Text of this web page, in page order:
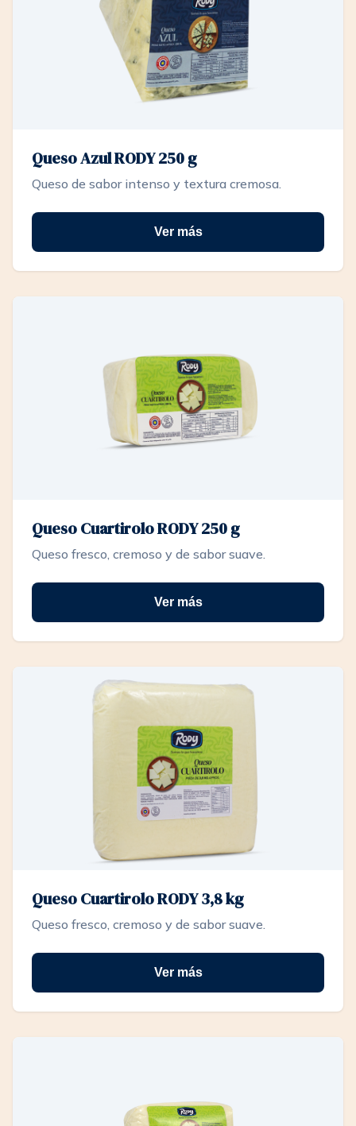
Queso Azul RODY 250 g
Queso de sabor intenso y textura cremosa.
Ver más
Queso Cuartirolo RODY 250 g
Queso fresco, cremoso y de sabor suave.
Ver más
Queso Cuartirolo RODY 3,8 kg
Queso fresco, cremoso y de sabor suave.
Ver más